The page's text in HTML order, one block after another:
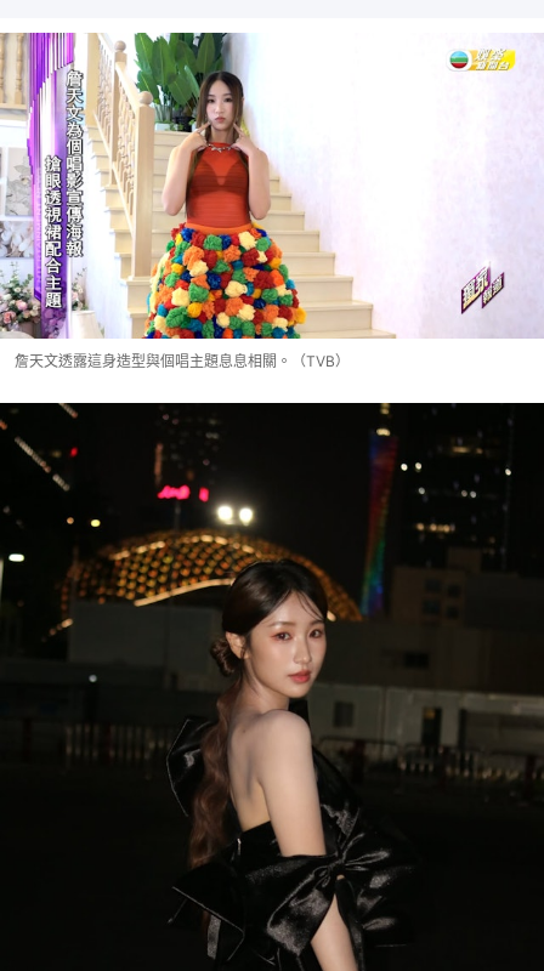
詹天文透露這身造型與個唱主題息息相關。（TVB）